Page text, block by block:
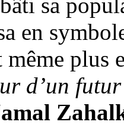
sa
en
même plus
d’un